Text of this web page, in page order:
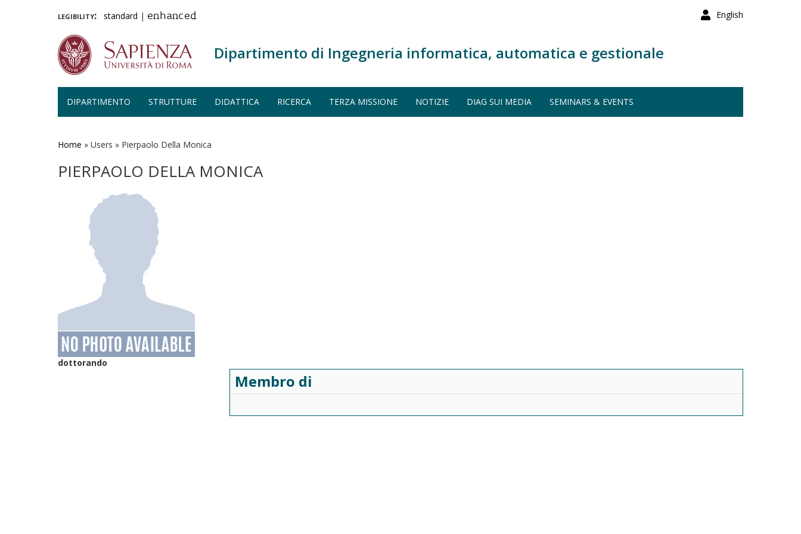
English
legibility: standard | enhanced
Dipartimento di Ingegneria informatica, automatica e gestionale
DIPARTIMENTO STRUTTURE DIDATTICA RICERCA TERZA MISSIONE NOTIZIE DIAG SUI MEDIA SEMINARS & EVENTS
Home » Users » Pierpaolo Della Monica
PIERPAOLO DELLA MONICA
dottorando
Membro di